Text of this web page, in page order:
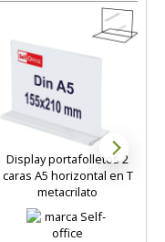
Display portafolletos 2
caras A5 horizontal en T
metacrilato